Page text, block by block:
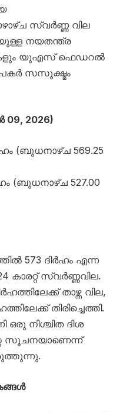
സ്വർണ്ണ വില
നയതന്ത്ര
യുഎസ് ഫെഡറൽ
സസൂക്ഷ്മം
2026)
(ബുധനാഴ്ച 569.25
(ബുധനാഴ്ച 527.00
573 ദിർഹം എന്ന
കാരറ്റ് സ്വർണ്ണവില.
താഴ്ന്ന വില,
തിരിച്ചെത്തി.
ഒരു നിശ്ചിത ദിശ
സൂചനയാണെന്ന്